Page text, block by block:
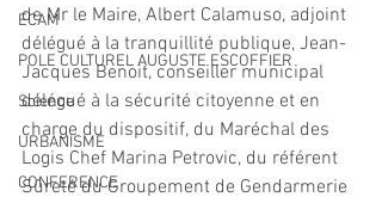
ECAM
POLE CULTUREL AUGUSTE ESCOFFIER
Science
URBANISME
CONFERENCE
de Mr le Maire, Albert Calamuso, adjoint
délégué à la tranquillité publique, Jean-
Jacques Benoit, conseiller municipal
délégué à la sécurité citoyenne et en
charge du dispositif, du Maréchal des
Logis Chef Marina Petrovic, du référent
Sûreté du Groupement de Gendarmerie